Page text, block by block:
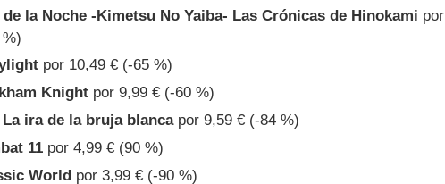
la Noche -Kimetsu No Yaiba- Las Crónicas de Hinokami por
por 10,49 € (-65 %)
Knight por 9,99 € (-60 %)
ira de la bruja blancapor 9,59 € (-84 %)
11 por 4,99 € (90 %)
World por 3,99 € (-90 %)